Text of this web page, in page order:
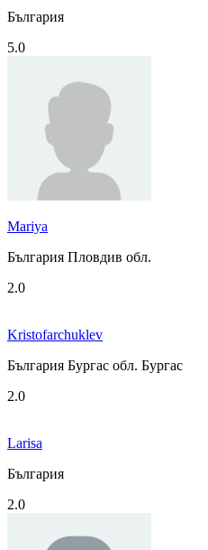
България
5.0
Mariya
България Пловдив обл.
2.0
Kristofarchuklev
България Бургас обл. Бургас
2.0
Larisa
България
2.0